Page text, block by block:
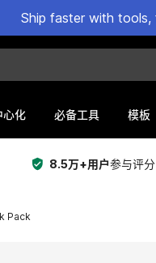
Ship faster with
心化 必备工具 模板
8.5万+用户参与评分
Pack